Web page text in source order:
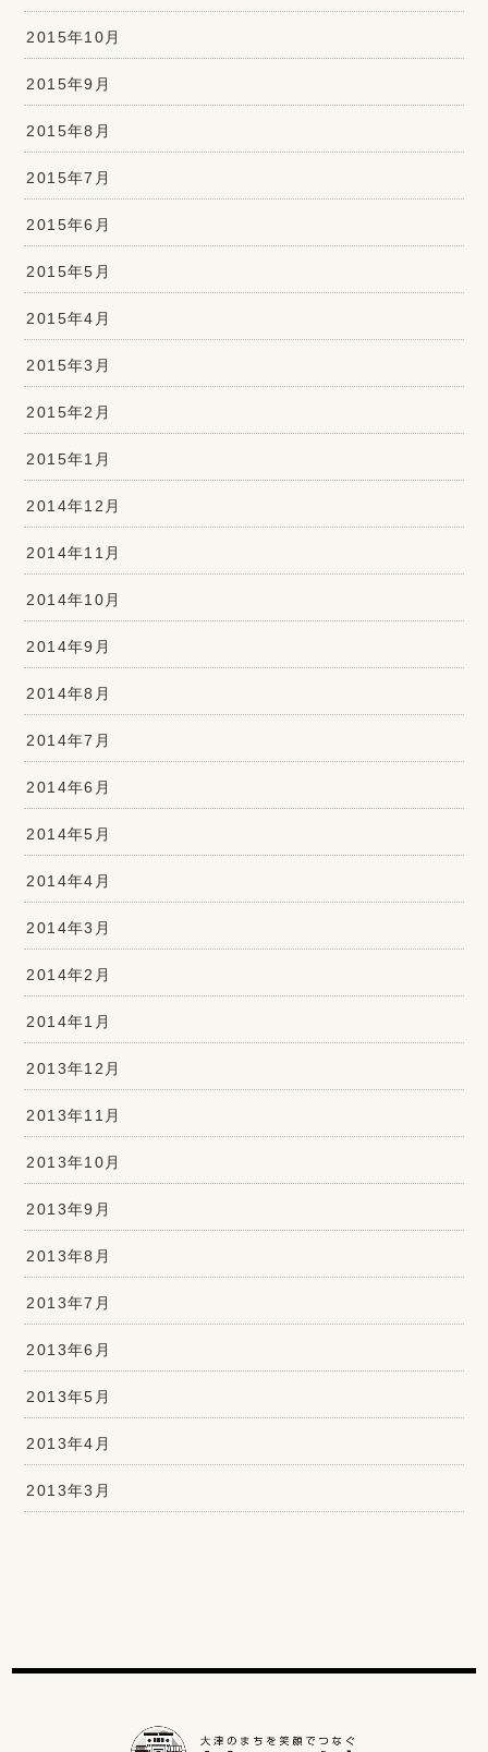
2015年10月
2015年9月
2015年8月
2015年7月
2015年6月
2015年5月
2015年4月
2015年3月
2015年2月
2015年1月
2014年12月
2014年11月
2014年10月
2014年9月
2014年8月
2014年7月
2014年6月
2014年5月
2014年4月
2014年3月
2014年2月
2014年1月
2013年12月
2013年11月
2013年10月
2013年9月
2013年8月
2013年7月
2013年6月
2013年5月
2013年4月
2013年3月